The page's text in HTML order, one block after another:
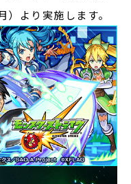
より実施します。